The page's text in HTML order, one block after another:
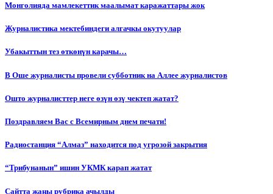
Монголияда мамлекеттик маалымат каражаттары жок
Журналистика мектебиндеги алгачкы окутуулар
Убакыттын тез өткөнүн карачы…
В Оше журналисты провели субботник на Аллее журналистов
Ошто журналисттер неге өзүн өзү чектеп жатат?
Поздравляем Вас с Всемирным днем печати!
Радиостанция “Алмаз” находится под угрозой закрытия
“Трибунанын” ишин УКМК карап жатат
Сайтта жаңы рубрика ачылды